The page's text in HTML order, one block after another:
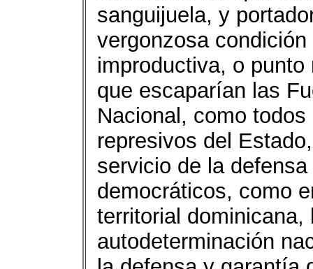
sanguijuela, y
vergonzosa
improductiva, o
que escaparían las
Nacional, como
represivos del
servicio de la
democráticos, como
territorial dominicana,
autodeterminación